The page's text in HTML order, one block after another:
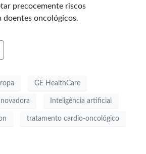
precocemente riscos
doentes oncológicos.
GE HealthCare
Inteligência artificial
tratamento cardio-oncológico